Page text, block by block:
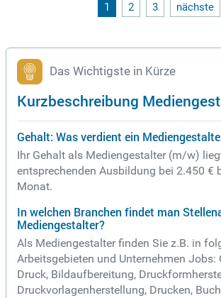
1 2 3 nächste
Das Wichtigste in Kürze
Kurzbeschreibung
Gehalt: Was verdient ein
Ihr Gehalt als Mediengestalter (m/w)
entsprechenden Ausbildung bei 2.450 €
Monat.
In welchen Branchen findet man
Mediengestalter?
Als Mediengestalter finden Sie z.B. in
Arbeitsgebieten und Unternehmen Jobs:
Druck, Bildaufbereitung,
Druckvorlagenherstellung, Drucken,